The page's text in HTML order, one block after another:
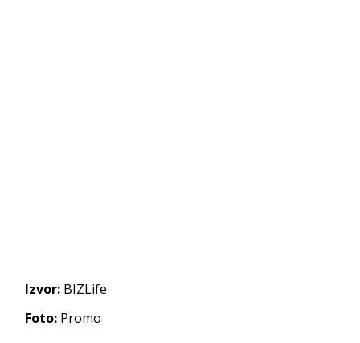
Izvor: BIZLife
Foto: Promo